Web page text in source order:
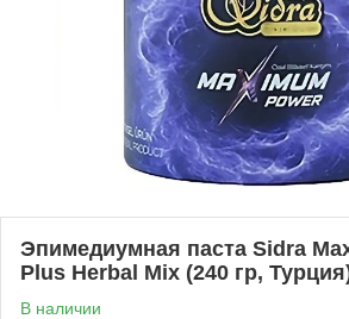
Эпимедиумная паста Sidra
Plus Herbal Mix (240 гр,
В наличии